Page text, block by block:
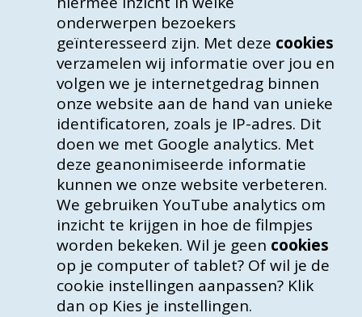
onderwerpen bezoekers
geïnteresseerd zijn. Met deze cookies
verzamelen wij informatie over jou en
volgen we je internetgedrag binnen
onze website aan de hand van unieke
identificatoren, zoals je IP-adres. Dit
doen we met Google analytics. Met
deze geanonimiseerde informatie
kunnen we onze website verbeteren.
We gebruiken YouTube analytics om
inzicht te krijgen in hoe de filmpjes
worden bekeken. Wil je geen cookies
op je computer of tablet? Of wil je de
cookie instellingen aanpassen? Klik
dan op Kies je instellingen.